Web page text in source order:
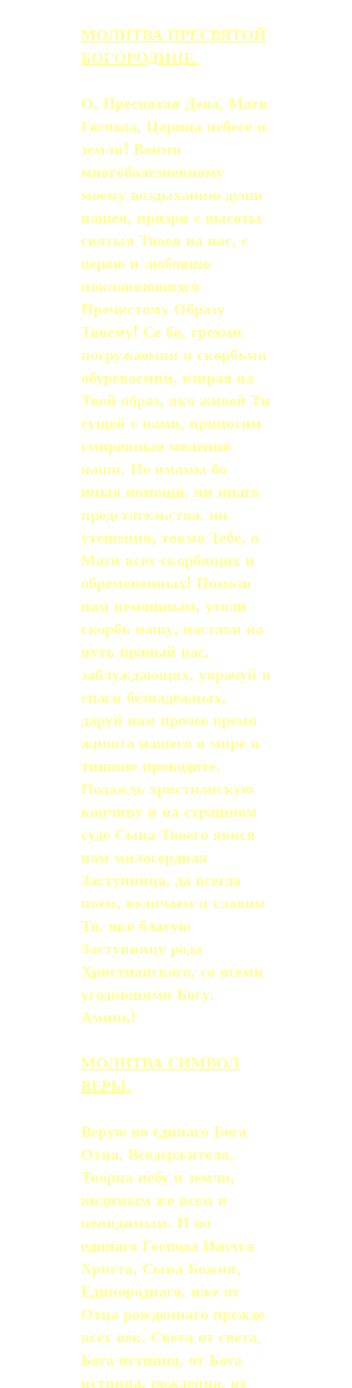
МОЛИТВА ПРЕСВЯТОЙ
БОГОРОДИЦЕ.
О, Пресвятая Дева, Мати
Господа, Царица небесе и
земли! Вонми
многоболезнен­ному
моему воздыханию души
нашея, призри с высоты
святыя Твоея на нас, с
ве­рою и любовию
поклоняющихся
Пречистому Образу
Твоему! Се бо, грехми
погру­жаемии и скорбьми
обуреваемии, взирая на
Твой образ, яко живей Ти
сущей с на­ми, приносим
смиренныя моления
наши. Не имамы бо
иныя помощи, ни инаго
пред­стательства, ни
утешения, токмо Тебе, о
Мати всех скорбящих и
обремененных! Помози
нам немощным, утоли
скорбь нашу, настави на
путь правый нас,
заблужда­ющих, уврачуй и
спаси безнадежных,
даруй нам прочее время
живота нашего в мире и
тишине проводите.
Подаждь христианскую
кончину и на страшном
суде Сына Твоего явися
нам милосердная
Заступница, да всегда
поем, величаем и славим
Тя, яко благую
Заступницу рода
Христианского, со всеми
угодившими Богу.
Аминь!
МОЛИТВА СИМВОЛ
ВЕРЫ.
Верую во единаго Бога
Отца, Вседержителя,
Творца небу и земли,
видимым же всем и
невидимым. И во
единаго Господа Иисуса
Христа, Сына Божия,
Единороднаго, иже от
Отца рожденнаго прежде
всех век. Света от света,
Бога истинна, от Бога
истинна, рожденна, не